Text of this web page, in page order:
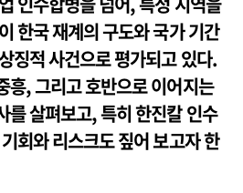
한국 재계의 구도와 국가 기간
징적 사건으로 평가되고 있다.
흥, 그리고 호반으로 이어지는
를 살펴보고, 특히 한진칼 인수
회와 리스크도 짚어 보고자 한